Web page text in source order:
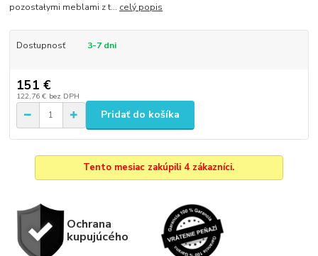
pozostałymi meblami z t... celý popis
Dostupnosť 3-7 dni
151 €
122,76 € bez DPH
Pridať do košíka
Tento mesiac zakúpili 4 zákazníci.
Ochrana
kupujúcého